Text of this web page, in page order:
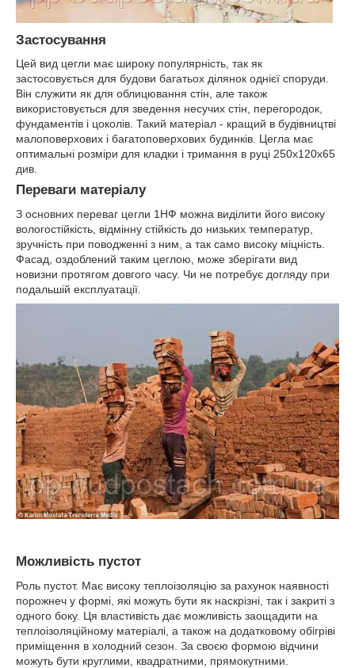
Застосування
Цей вид цегли має широку популярність, так як
застосовується для будови багатьох ділянок однієї споруди.
Він служити як для облицювання стін, але також
використовується для зведення несучих стін, перегородок,
фундаментів і цоколів. Такий матеріал - кращий в будівництві
малоповерхових і багатоповерхових будинків. Цегла має
оптимальні розміри для кладки і тримання в руці 250х120х65
див.
Переваги матеріалу
З основних переваг цегли 1НФ можна виділити його високу
вологостійкість, відмінну стійкість до низьких температур,
зручність при поводженні з ним, а так само високу міцність.
Фасад, оздоблений таким цеглою, може зберігати вид
новизни протягом довгого часу. Чи не потребує догляду при
подальшій експлуатації.
Можливість пустот
Роль пустот. Має високу теплоізоляцію за рахунок наявності
порожнеч у формі, які можуть бути як наскрізні, так і закриті з
одного боку. Ця властивість дає можливість заощадити на
теплоізоляційному матеріалі, а також на додатковому обігріві
приміщення в холодний сезон. За своєю формою відчини
можуть бути круглими, квадратними, прямокутними.